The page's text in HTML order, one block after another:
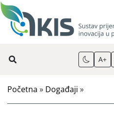
A+
Početna » Događaji »